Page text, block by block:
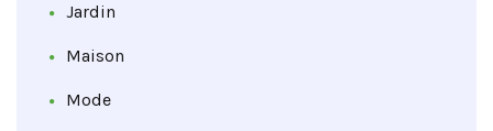
Jardin
Maison
Mode